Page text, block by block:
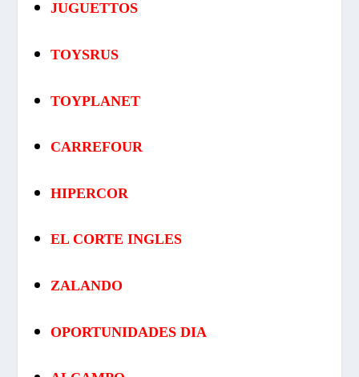
JUGUETTOS
TOYSRUS
TOYPLANET
CARREFOUR
HIPERCOR
EL CORTE INGLES
ZALANDO
OPORTUNIDADES DIA